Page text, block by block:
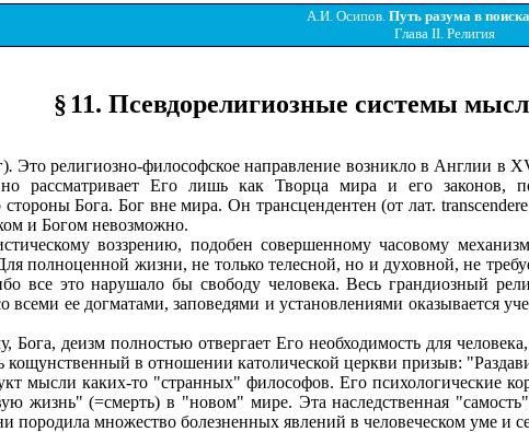
А.И. Осипов. Путь разума в
Глава II. Религия
§ 11. Псевдорелигиозные системы
. Это религиозно-философское направление возникло в Англии в
рассматривает Его лишь как Творца мира и его законов,
стороны Бога. Бог вне мира. Он трансцендентен (от лат.
и Богом невозможно.
воззрению, подобен совершенному часовому
полноценной жизни, не только телесной, но и духовной, не
все это нарушало бы свободу человека. Весь грандиозный
всеми ее догматами, заповедями и установлениями оказывается
деизм полностью отвергает Его необходимость для
кощунственный в отношении католической церкви призыв:
каких-то "странных" философов. Его психологические
жизнь" (=смерть) в "новом" мире. Эта наследственная
породила множество болезненных явлений в человеческом уме и